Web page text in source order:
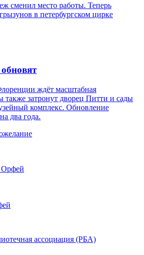
сменил место работы. Теперь
в петербургском цирке
ждёт масштабная
также затронут дворец Питти и сады
комплекс. Обновление
два года.
Орфей
ассоциация (РБА)